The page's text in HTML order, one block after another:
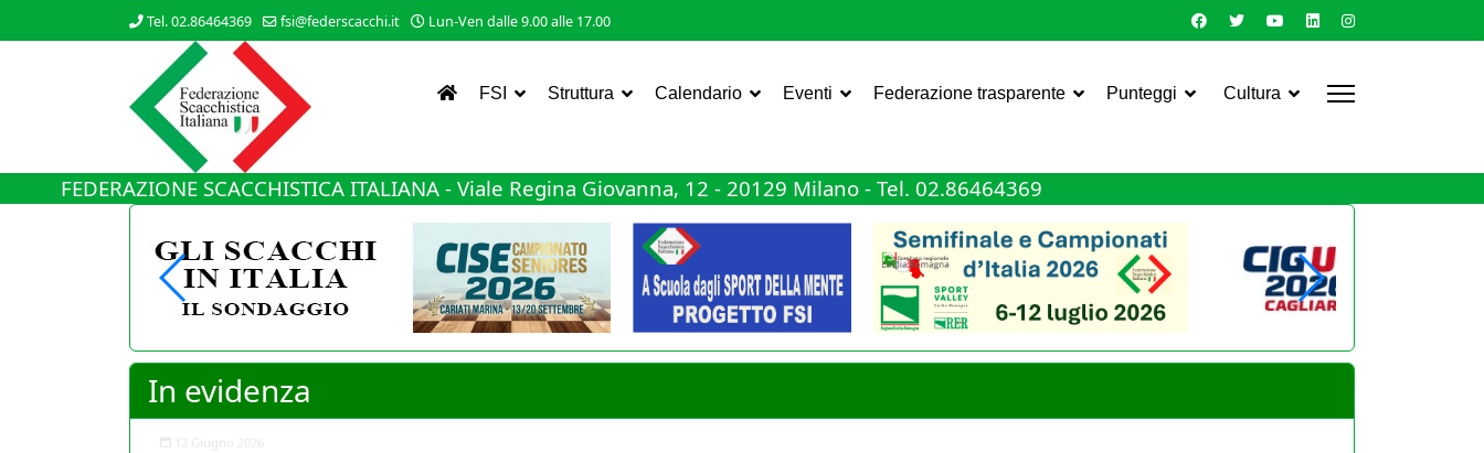
Tel. 02.86464369 fsi@federscacchi.it Lun-Ven dalle 9.00 alle 17.00
FSI Struttura Calendario Eventi Federazione trasparente Punteggi Cultura
FEDERAZIONE SCACCHISTICA ITALIANA - Viale Regina Giovanna, 12 - 20129 Milano - Tel. 02.86464369
In evidenza